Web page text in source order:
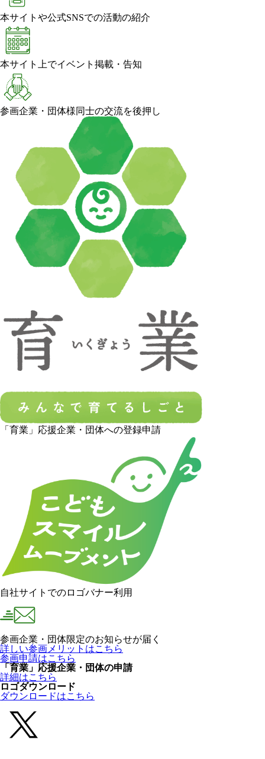
本サイトや公式SNSでの活動の紹介
本サイト上でイベント掲載・告知
参画企業・団体様同士の交流を後押し
「育業」応援企業・団体への登録申請
自社サイトでのロゴバナー利用
参画企業・団体限定のお知らせが届く
詳しい参画メリットはこちら
参画申請はこちら
「育業」応援企業・団体の申請
詳細はこちら
ロゴダウンロード
ダウンロードはこちら